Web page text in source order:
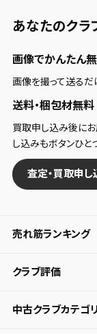
あなたのクラ
画像でかんたん
画像を撮って送るだ
送料・梱包材無料
買取申し込み後に
し込みもボタンひと
査定・買取申し
売れ筋ランキング
クラブ評価
中古クラブカテゴ